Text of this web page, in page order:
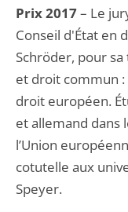
Prix 2017– Le
Conseil d'État en
Schröder, pour
et droit commun :
droit européen.
et allemand dans
l’Union
cotutelle aux
Speyer.